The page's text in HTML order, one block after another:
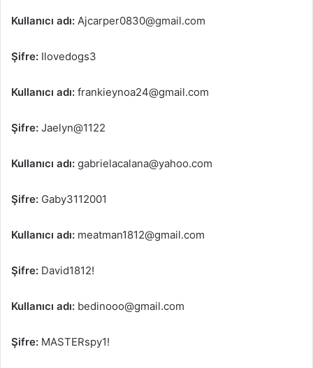
Kullanıcı adı: Ajcarper0830@gmail.com
Şifre: Ilovedogs3
Kullanıcı adı: frankieynoa24@gmail.com
Şifre: Jaelyn@1122
Kullanıcı adı: gabrielacalana@yahoo.com
Şifre: Gaby3112001
Kullanıcı adı: meatman1812@gmail.com
Şifre: David1812!
Kullanıcı adı: bedinooo@gmail.com
Şifre: MASTERspy1!